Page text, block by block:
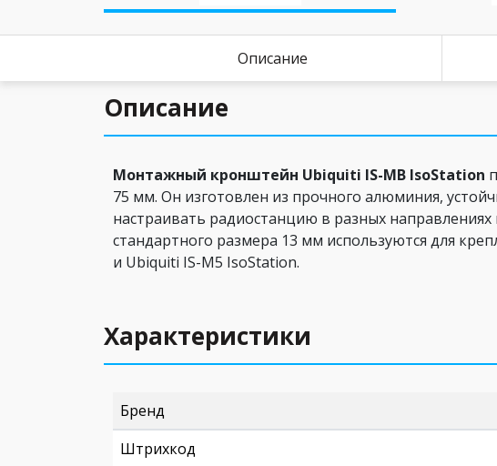
Описание
Описание
Монтажный кронштейн Ubiquiti IS-MB IsoStation
75 мм. Он изготовлен из прочного алюминия,
настраивать радиостанцию в разных
стандартного размера 13 мм используются для
и Ubiquiti IS-M5 IsoStation.
Характеристики
Бренд
Штрихкод